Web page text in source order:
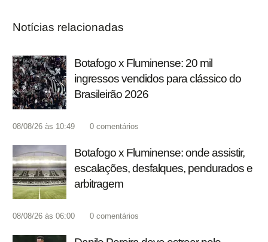
Notícias relacionadas
Botafogo x Fluminense: 20 mil
ingressos vendidos para clássico do
Brasileirão 2026
08/08/26 às 10:49 0 comentários
Botafogo x Fluminense: onde assistir,
escalações, desfalques, pendurados e
arbitragem
08/08/26 às 06:00 0 comentários